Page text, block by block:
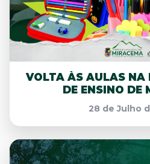
VOLTA ÀS AULAS NA
DE ENSINO DE
28 de Julho